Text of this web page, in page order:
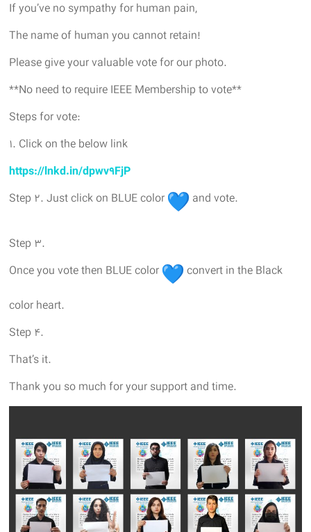
If you’ve no sympathy for human pain,
The name of human you cannot retain!
Please give your valuable vote for our photo.
**No need to require IEEE Membership to vote**
Steps for vote:
۱. Click on the below link
https://lnkd.in/dpwv9FjP
Step 2. Just click on BLUE color
and vote.
Step 3.
Once you vote then BLUE color
convert in the Black
color heart.
Step 4.
That’s it.
Thank you so much for your support and time.